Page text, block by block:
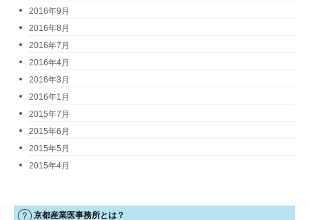
2016年9月
2016年8月
2016年7月
2016年4月
2016年3月
2016年1月
2015年7月
2015年6月
2015年5月
2015年4月
京都産業医事務所とは？